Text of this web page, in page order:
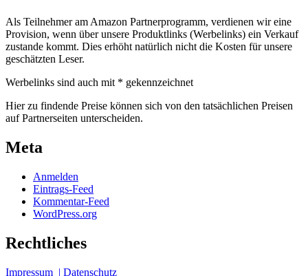
Als Teilnehmer am Amazon Partnerprogramm, verdienen wir eine
Provision, wenn über unsere Produktlinks (Werbelinks) ein Verkauf
zustande kommt. Dies erhöht natürlich nicht die Kosten für unsere
geschätzten Leser.
Werbelinks sind auch mit * gekennzeichnet
Hier zu findende Preise können sich von den tatsächlichen Preisen
auf Partnerseiten unterscheiden.
Meta
Anmelden
Eintrags-Feed
Kommentar-Feed
WordPress.org
Rechtliches
Impressum | Datenschutz